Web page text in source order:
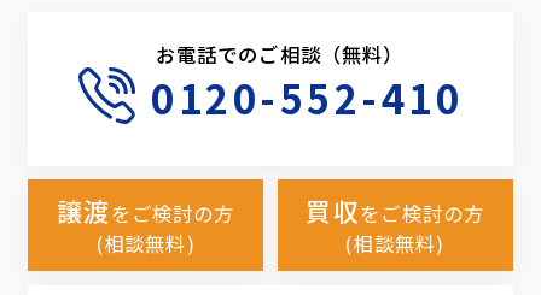
お電話でのご相談（無料）
0120-552-410
譲渡をご検討の方
(相談無料)
買収をご検討の方
(相談無料)